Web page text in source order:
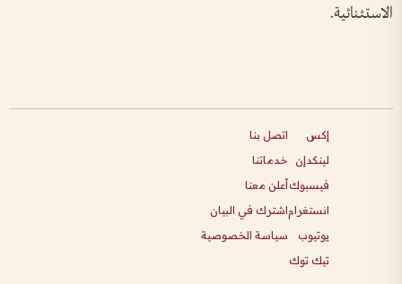
الاستثنائية.
إكس
لينكدإن
فيسبوك
انستغرام
يوتيوب
تيك توك
اتصل بنا
خدماتنا
أعلن معنا
اشترك في البيان
سياسة الخصوصية